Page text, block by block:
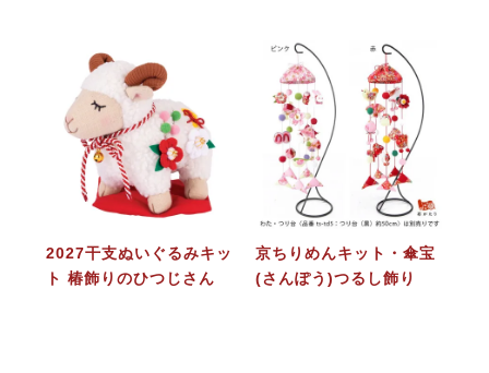
2027干支ぬいぐるみキッ
ト 椿飾りのひつじさん
京ちりめんキット・傘宝
(さんぽう)つるし飾り